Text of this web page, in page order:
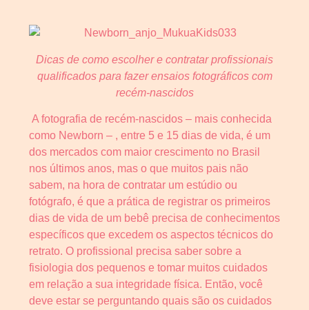
Dicas de como escolher e contratar profissionais
qualificados para fazer ensaios fotográficos com
recém-nascidos
A fotografia de recém-nascidos – mais conhecida
como Newborn – , entre 5 e 15 dias de vida, é um
dos mercados com maior crescimento no Brasil
nos últimos anos, mas o que muitos pais não
sabem, na hora de contratar um estúdio ou
fotógrafo, é que a prática de registrar os primeiros
dias de vida de um bebê precisa de conhecimentos
específicos que excedem os aspectos técnicos do
retrato. O profissional precisa saber sobre a
fisiologia dos pequenos e tomar muitos cuidados
em relação a sua integridade física. Então, você
deve estar se perguntando quais são os cuidados